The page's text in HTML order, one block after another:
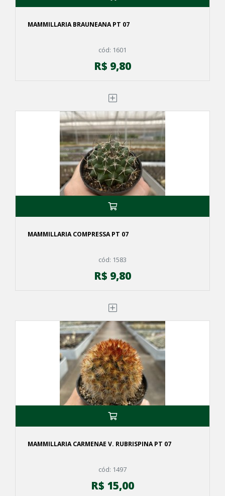
MAMMILLARIA BRAUNEANA PT 07
cód: 1601
R$ 9,80
MAMMILLARIA COMPRESSA PT 07
cód: 1583
R$ 9,80
MAMMILLARIA CARMENAE V. RUBRISPINA PT 07
cód: 1497
R$ 15,00